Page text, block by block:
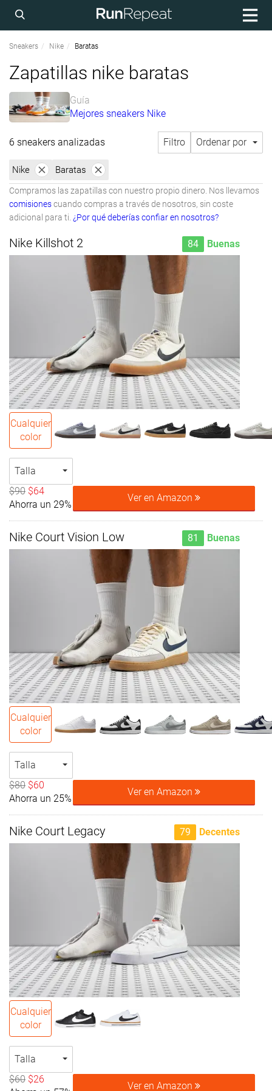
Sneakers Nike Baratas
Zapatillas nike baratas
Guía
Mejores sneakers Nike
6 sneakers analizadas Filtro Ordenar por
Nike Baratas
Compramos las zapatillas con nuestro propio dinero. Nos llevamos
comisionescuando compras a través de nosotros, sin coste
adicional para ti. ¿Por qué deberías confiar en nosotros?
Nike Killshot 2 84 Buenas
Cualquier
color
Talla
$90 $64
Ahorra un 29%
Ver en Amazon
Nike Court Vision Low 81 Buenas
Cualquier
color
Talla
$80 $60
Ahorra un 25%
Ver en Amazon
Nike Court Legacy 79 Decentes
Cualquier
color
Talla
$60 $26
Ver en Amazon